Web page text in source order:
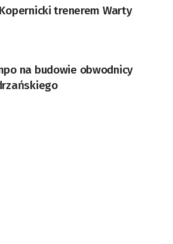
trenerem Warty
na budowie obwodnicy